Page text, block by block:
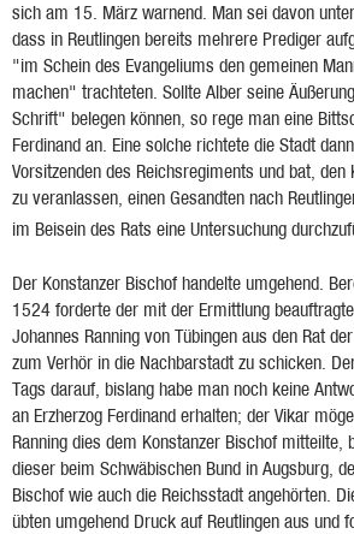
sich am 15. März warnend. Man sei davon
dass in Reutlingen bereits mehrere Prediger
"im Schein des Evangeliums den gemeinen
machen" trachteten. Sollte Alber seine
Schrift" belegen können, so rege man eine
Ferdinand an. Eine solche richtete die Stadt
Vorsitzenden des Reichsregiments und bat, den
zu veranlassen, einen Gesandten nach
im Beisein des Rats eine Untersuchung
Der Konstanzer Bischof handelte umgehend.
1524 forderte der mit der Ermittlung
Johannes Ranning von Tübingen aus den Rat
zum Verhör in die Nachbarstadt zu schicken.
Tags darauf, bislang habe man noch keine
an Erzherzog Ferdinand erhalten; der Vikar
Ranning dies dem Konstanzer Bischof mitteilte,
dieser beim Schwäbischen Bund in Augsburg,
Bischof wie auch die Reichsstadt angehörten.
übten umgehend Druck auf Reutlingen aus und